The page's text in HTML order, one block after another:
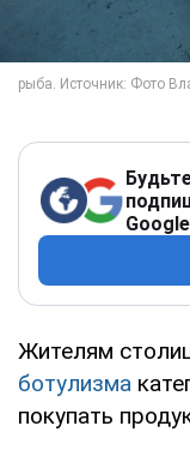
Google
Жителям
ботулизма
покупать